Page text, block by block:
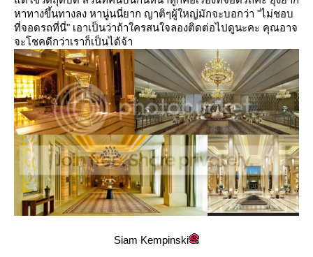
หาทางขึ้นทางลง หานู่นนี่ยาก ญาติๆผู้ใหญ่มักจะบอกว่า "ไม่ชอบ
ที่จอดรถที่นี่" เอาเป็นว่าถ้าใครสนใจลองติดต่อไปดูนะคะ คุณอาจ
จะโชคดีกว่าเราก็เป็นได้จ้า
Siam Kempinski